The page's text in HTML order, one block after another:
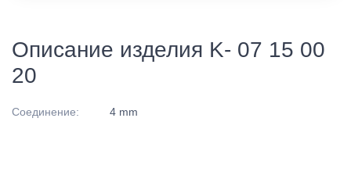
Описание изделия K- 07 15 00
20
Соединение: 4 mm